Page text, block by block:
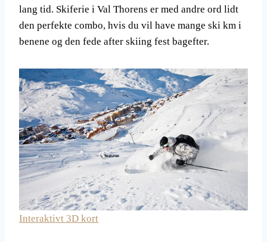
lang tid. Skiferie i Val Thorens er med andre ord lidt
den perfekte combo, hvis du vil have mange ski km i
benene og den fede after skiing fest bagefter.
Interaktivt 3D kort